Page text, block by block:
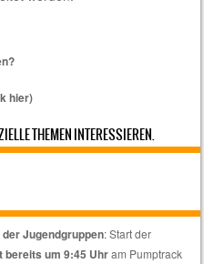
hier)
THEMEN INTERESSIEREN.
Jugendgruppen: Start der
bereits um 9:45 Uhram Pumptrack